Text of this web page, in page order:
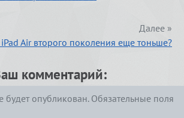
Далее »
iPad Air второго поколения еще тоньше?
комментарий:
опубликован. Обязательные поля